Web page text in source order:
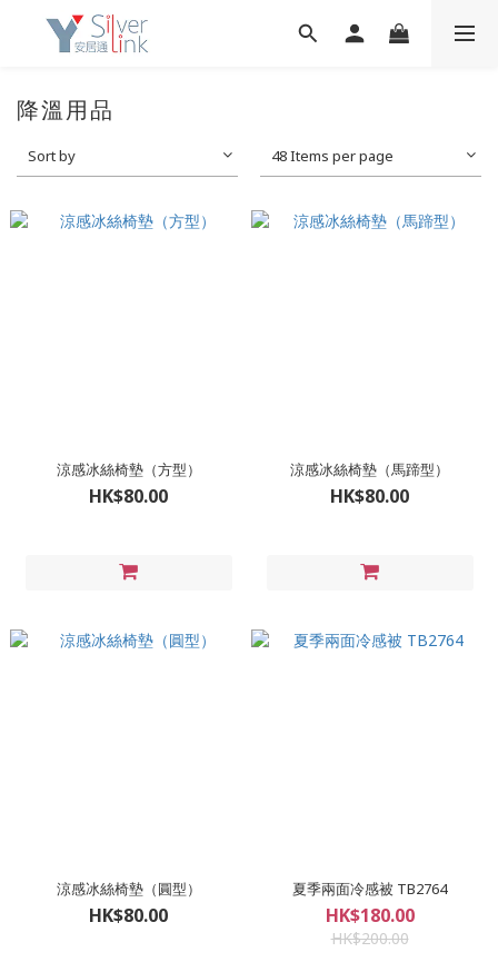
降溫用品
Sort by 48 Items per page
涼感冰絲椅墊（方型）
HK$80.00
涼感冰絲椅墊（馬蹄型）
HK$80.00
涼感冰絲椅墊（圓型）
HK$80.00
夏季兩面冷感被 TB2764
HK$180.00
HK$200.00